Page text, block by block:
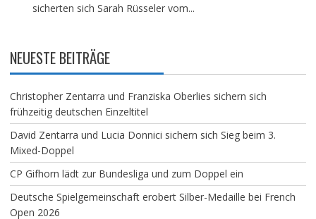
sicherten sich Sarah Rüsseler vom...
NEUESTE BEITRÄGE
Christopher Zentarra und Franziska Oberlies sichern sich
frühzeitig deutschen Einzeltitel
David Zentarra und Lucia Donnici sichern sich Sieg beim 3.
Mixed-Doppel
CP Gifhorn lädt zur Bundesliga und zum Doppel ein
Deutsche Spielgemeinschaft erobert Silber-Medaille bei French
Open 2026